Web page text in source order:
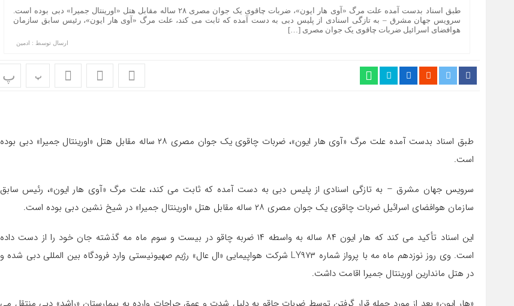
طبق اسناد بدست آمده علت مرگ «آوی هار ایون»، ضربات چاقوی یک جوان مصری ۲۸ ساله مقابل هتل «اورینتال جمیرا» دبی بوده است.
سرویس جهان مشرق – به تازگی اسنادی از پلیس دبی به دست آمده که ثابت می کند، علت مرگ «آوی هار ایون»، رئیس سابق سازمان
هوافضای اسرائیل ضربات چاقوی یک جوان مصری […]
ارسال توسط : ادمین
پ پ
طبق اسناد بدست آمده علت مرگ «آوی هار ایون»، ضربات چاقوی یک جوان مصری ۲۸ ساله مقابل هتل «اورینتال جمیرا» دبی بوده
است.
سرویس جهان مشرق – به تازگی اسنادی از پلیس دبی به دست آمده که ثابت می کند، علت مرگ «آوی هار ایون»، رئیس سابق
سازمان هوافضای اسرائیل ضربات چاقوی یک جوان مصری ۲۸ ساله مقابل هتل «اورینتال جمیرا» در شیخ نشین دبی بوده است.
این اسناد تأکید می کند که هار ایون ۸۴ ساله به واسطه ۱۴ ضربه چاقو در بیست و سوم ماه مه گذشته جان خود را از دست داده
است. وی روز نوزدهم ماه مه با پرواز شماره LY۹۷۳ شرکت هواپیمایی «ال عال» رژیم صهیونیستی وارد فرودگاه بین المللی دبی شده و
در هتل ماندارین اورینتال جمیرا اقامت داشت.